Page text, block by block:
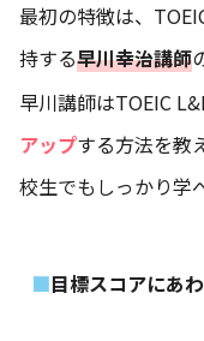
最初の特徴は、
持する早川幸治講師
早川講師はTOEIC
アップする方法を教
校生でもしっかり学
目標スコアにあ